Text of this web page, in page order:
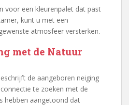
voor een kleurenpalet dat past
kunt u met een
atmosfeer versterken.
met de Natuur
de aangeboren neiging
te zoeken met de
hebben aangetoond dat